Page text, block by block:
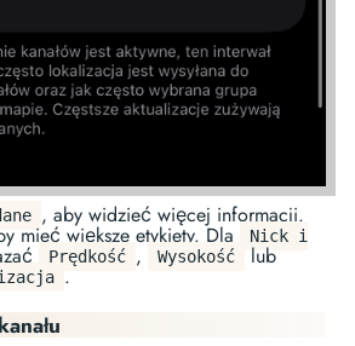
, aby widzieć więcej informacji.
mieć większe etykiety. Dla
Nick i
Prędkość , Wysokość lub
.